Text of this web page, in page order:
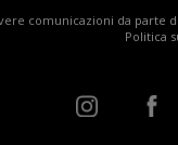
comunicazioni da parte
Politica